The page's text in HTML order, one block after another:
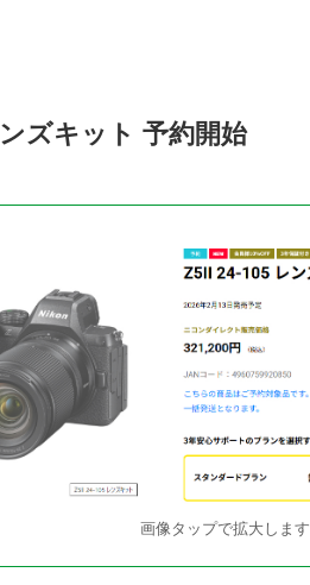
ズキット 予約開始
画像タップで拡大します